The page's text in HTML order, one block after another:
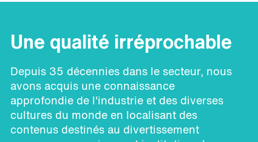
Une qualité irréprochable
Depuis 35 décennies dans le secteur, nous
avons acquis une connaissance
approfondie de l'industrie et des diverses
cultures du monde en localisant des
contenus destinés au divertissement